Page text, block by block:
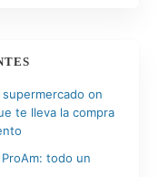
on
te lleva la compra
todo un